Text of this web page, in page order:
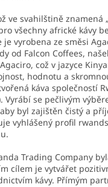
ve svahilštině znamená
všechny africké kávy
je vyrobena ze směsi
od Falcon Coffees,
což v jazyce
hodnotu a
káva společností
Vyrábí se pečlivým
byl zajištěn čistý a
vyhlášený profil
Trading Company
cílem je vytvářet
kávy. Přímým